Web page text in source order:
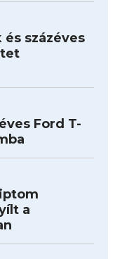
százéves
Ford T-
a